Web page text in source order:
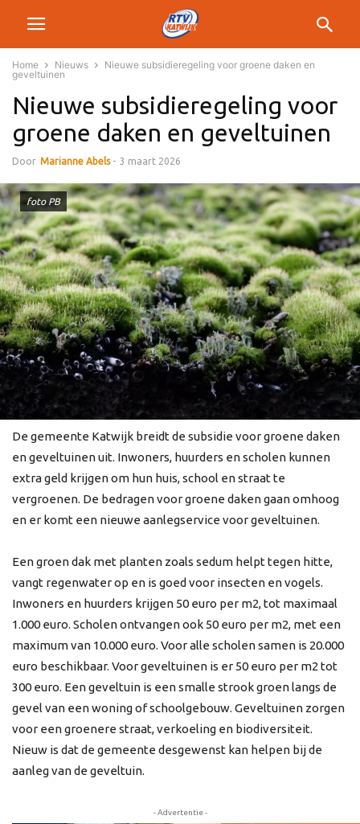
Home Nieuws
Nieuwe subsidieregeling voor groene daken en
geveltuinen
Nieuwe subsidieregeling voor
groene daken en geveltuinen
Door Marianne Abels - 3 maart 2026
foto PB
De gemeente Katwijk breidt de subsidie voor groene daken
en geveltuinen uit. Inwoners, huurders en scholen kunnen
extra geld krijgen om hun huis, school en straat te
vergroenen. De bedragen voor groene daken gaan omhoog
en er komt een nieuwe aanlegservice voor geveltuinen.
Een groen dak met planten zoals sedum helpt tegen hitte,
vangt regenwater op en is goed voor insecten en vogels.
Inwoners en huurders krijgen 50 euro per m2, tot maximaal
1.000 euro. Scholen ontvangen ook 50 euro per m2, met een
maximum van 10.000 euro. Voor alle scholen samen is 20.000
euro beschikbaar. Voor geveltuinen is er 50 euro per m2 tot
300 euro. Een geveltuin is een smalle strook groen langs de
gevel van een woning of schoolgebouw. Geveltuinen zorgen
voor een groenere straat, verkoeling en biodiversiteit.
Nieuw is dat de gemeente desgewenst kan helpen bij de
aanleg van de geveltuin.
- Advertentie -